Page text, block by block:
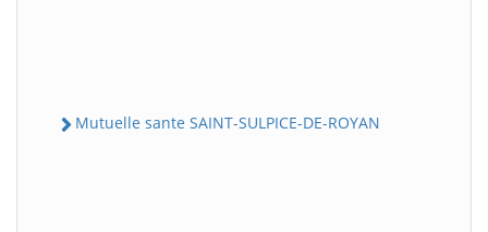
Mutuelle sante SAINT-SULPICE-DE-ROYAN